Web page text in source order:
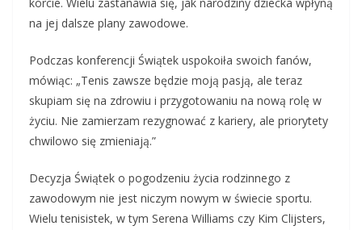
korcie. Wielu zastanawia się, jak narodziny dziecka wpłyną
na jej dalsze plany zawodowe.
Podczas konferencji Świątek uspokoiła swoich fanów,
mówiąc: „Tenis zawsze będzie moją pasją, ale teraz
skupiam się na zdrowiu i przygotowaniu na nową rolę w
życiu. Nie zamierzam rezygnować z kariery, ale priorytety
chwilowo się zmieniają.”
Decyzja Świątek o pogodzeniu życia rodzinnego z
zawodowym nie jest niczym nowym w świecie sportu.
Wielu tenisistek, w tym Serena Williams czy Kim Clijsters,